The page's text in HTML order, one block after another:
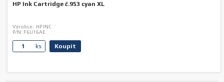
HP Ink Cartridge č.953 cyan XL
Výrobce: HP INC
P/N: F6U16AE
ks. Koupit